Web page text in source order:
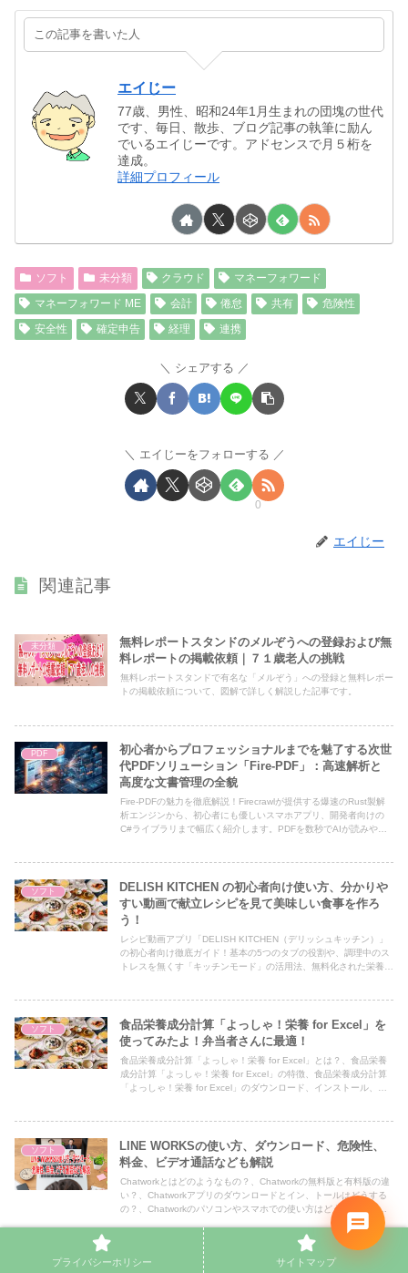
この記事を書いた人
エイじー
77歳、男性、昭和24年1月生まれの団塊の世代
です、毎日、散歩、ブログ記事の執筆に励ん
でいるエイじーです。アドセンスで月５桁を
達成。
詳細プロフィール
ソフト 未分類 クラウド
マネーフォワード
マネーフォワード ME
会計 倦怠 共有
危険性
安全性
確定申告 経理 連携
シェアする
エイじーをフォローする
0
エイじー
関連記事
未分類
無料レポートスタンドのメルぞうへの登録および無
料レポートの掲載依頼｜７１歳老人の挑戦
無料レポートスタンドで有名な「メルぞう」への登録と無料レポー
トの掲載依頼について、図解で詳しく解説した記事です。
PDF
初心者からプロフェッショナルまでを魅了する次世
代PDFソリューション「Fire-PDF」：高速解析と
高度な文書管理の全貌
Fire-PDFの魅力を徹底解説！Firecrawlが提供する爆速のRust製解
析エンジンから、初心者にも優しいスマホアプリ、開発者向けの
C#ライブラリまで幅広く紹介します。PDFを数秒でAIが読みやす
ソフト
DELISH KITCHEN の初心者向け使い方、分かりや
すい動画で献立レシピを見て美味しい食事を作ろ
う！
レシピ動画アプリ「DELISH KITCHEN（デリッシュキッチン）」
の初心者向け徹底ガイド！基本の5つのタブの役割や、調理中のス
トレスを無くす「キッチンモード」の活用法、無料化された栄養成
ソフト
食品栄養成分計算「よっしゃ！栄養 for Excel」を
使ってみたよ！弁当者さんに最適！
食品栄養成分計算「よっしゃ！栄養 for Excel」とは？、食品栄養
成分計算「よっしゃ！栄養 for Excel」の特徴、食品栄養成分計算
「よっしゃ！栄養 for Excel」のダウンロード、インストール、食
ト、食品成分表シート、タックシールシートなどについて解説した
記事です。
ソフト
LINE WORKSの使い方、ダウンロード、危険性、
料金、ビデオ通話なども解説
Chatworkとはどのようなもの？、Chatworkの無料版と有料版の違
い？、Chatworkアプリのダウンロードとイン、トールはどうする
の？、Chatworkのパソコンやスマホでの使い方はどうするの？、
ログイン方法、パソコンの設定（通知設定を含む）、スマホの設定
（通知設定を含む）、タスクについて、ビデオ通話や音声通話（画
面共有）、Chatworkの退会の仕方はどうするの？などについて解
説した記事です。
Backlogを個人で活用、ヌーラボ、無料のフリープ
プライバシーホリシー サイトマップ